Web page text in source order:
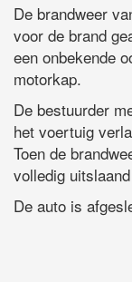
De brandweer
voor de brand
een onbekende
motorkap.
De bestuurder
het voertuig
Toen de
volledig
De auto is